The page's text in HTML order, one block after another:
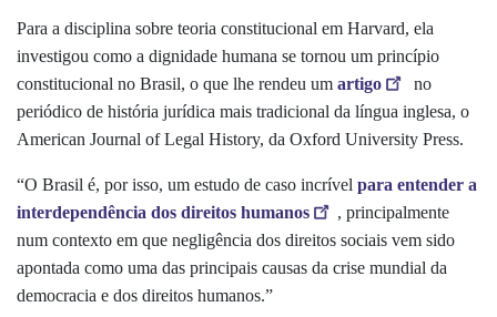
Para a disciplina sobre teoria constitucional em Harvard, ela
investigou como a dignidade humana se tornou um princípio
constitucional no Brasil, o que lhe rendeu um artigo
no
periódico de história jurídica mais tradicional da língua inglesa, o
American Journal of Legal History, da Oxford University Press.
“O Brasil é, por isso, um estudo de caso incrível para entender a
interdependência dos direitos humanos
, principalmente
num contexto em que negligência dos direitos sociais vem sido
apontada como uma das principais causas da crise mundial da
democracia e dos direitos humanos.”